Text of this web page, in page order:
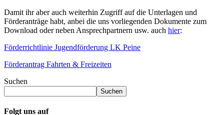
Damit ihr aber auch weiterhin Zugriff auf die Unterlagen und
Förderanträge habt, anbei die uns vorliegenden Dokumente zum
Download oder neben Ansprechpartnern usw. auch hier:
Förderrichtlinie Jugendförderung LK Peine
Förderantrag Fahrten & Freizeiten
Suchen
Suchen
Folgt uns auf